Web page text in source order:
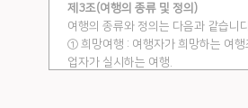
제3조(여행의 종류 및 정의)
여행의 종류와 정의는 다음과 같습니
① 희망여행 : 여행자가 희망하는 여행
업자가 실시하는 여행.